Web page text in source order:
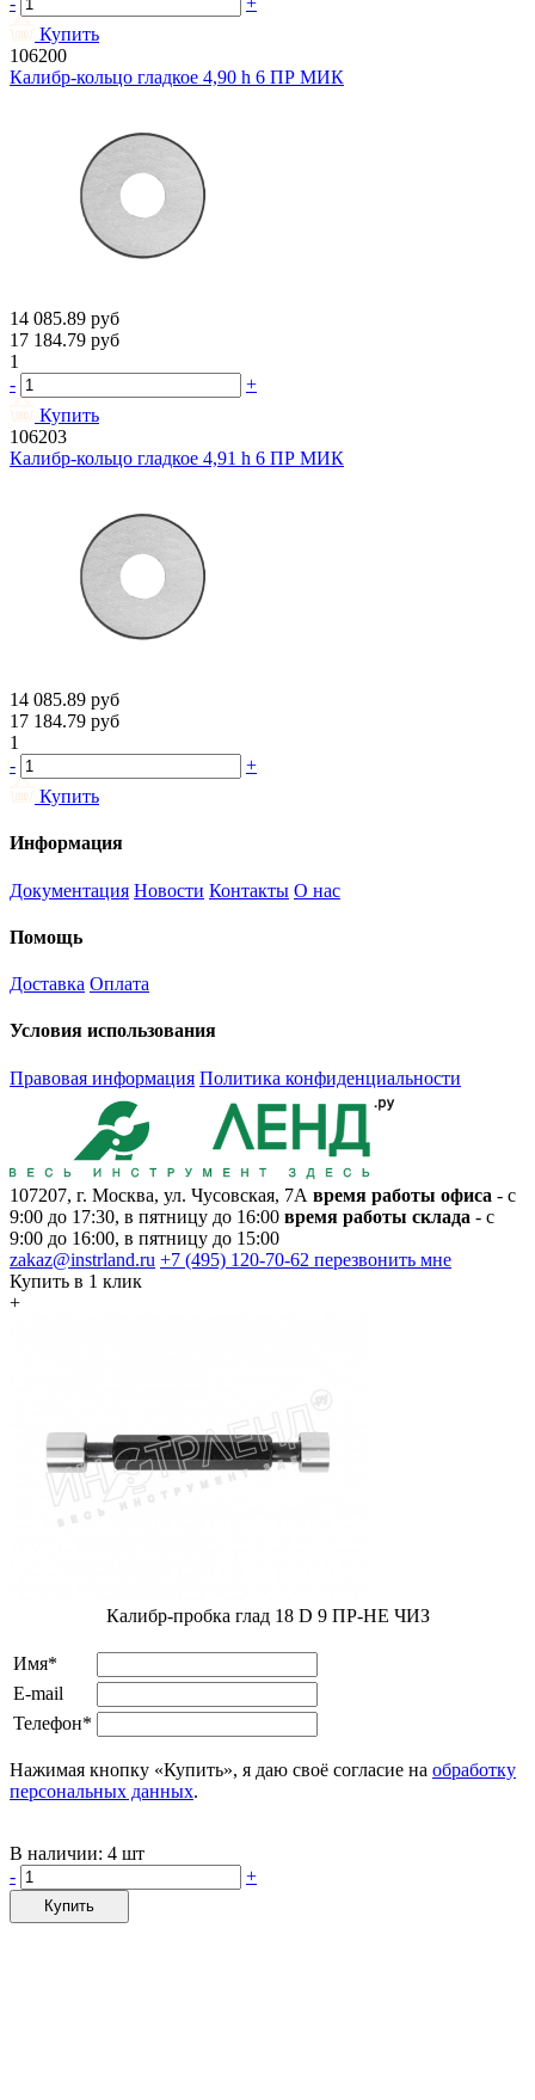
Купить
106200
Калибр-кольцо гладкое 4,90 h 6 ПР МИК
14 085.89 руб
17 184.79 руб
1
-
+
Купить
106203
Калибр-кольцо гладкое 4,91 h 6 ПР МИК
14 085.89 руб
17 184.79 руб
1
-
+
Купить
Информация
Документация Новости Контакты О нас
Помощь
Доставка Оплата
Условия использования
Правовая информация Политика конфиденциальности
107207, г. Москва, ул. Чусовская, 7А время работы офиса - с
9:00 до 17:30, в пятницу до 16:00 время работы склада - с
9:00 до 16:00, в пятницу до 15:00
zakaz@instrland.ru +7 (495) 120-70-62 перезвонить мне
Купить в 1 клик
+
Калибр-пробка глад 18 D 9 ПР-НЕ ЧИЗ
Имя*
E-mail
Телефон*
Нажимая кнопку «Купить», я даю своё согласие на обработку
персональных данных.
В наличии: 4 шт
-
+
Купить